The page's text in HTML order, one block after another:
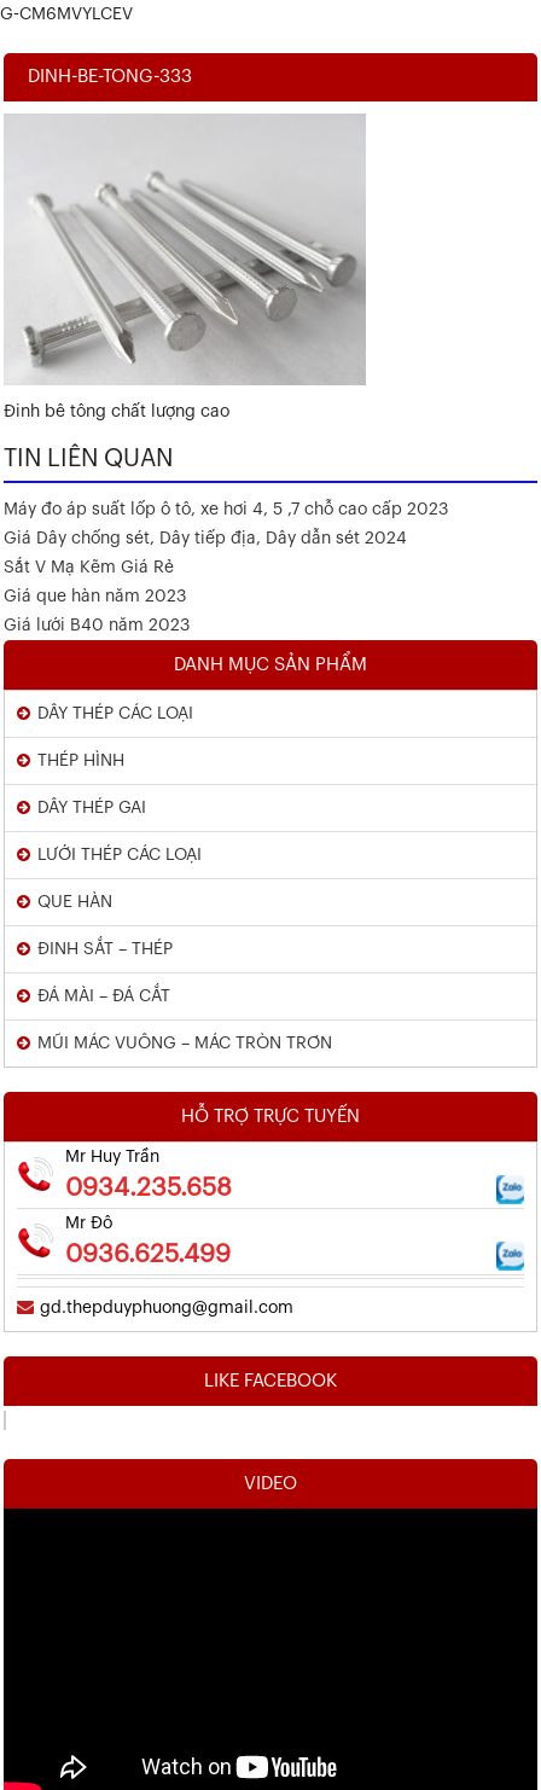
G-CM6MVYLCEV
DINH-BE-TONG-333
Đinh bê tông chất lượng cao
TIN LIÊN QUAN
Máy đo áp suất lốp ô tô, xe hơi 4, 5 ,7 chỗ cao cấp 2023
Giá Dây chống sét, Dây tiếp địa, Dây dẫn sét 2024
Sắt V Mạ Kẽm Giá Rẻ
Giá que hàn năm 2023
Giá lưới B40 năm 2023
DANH MỤC SẢN PHẨM
DÂY THÉP CÁC LOẠI
THÉP HÌNH
DÂY THÉP GAI
LƯỚI THÉP CÁC LOẠI
QUE HÀN
ĐINH SẮT – THÉP
ĐÁ MÀI – ĐÁ CẮT
MŨI MÁC VUÔNG – MÁC TRÒN TRƠN
HỖ TRỢ TRỰC TUYẾN
Mr Huy Trần
0934.235.658
Mr Đô
0936.625.499
gd.thepduyphuong@gmail.com
LIKE FACEBOOK
VIDEO